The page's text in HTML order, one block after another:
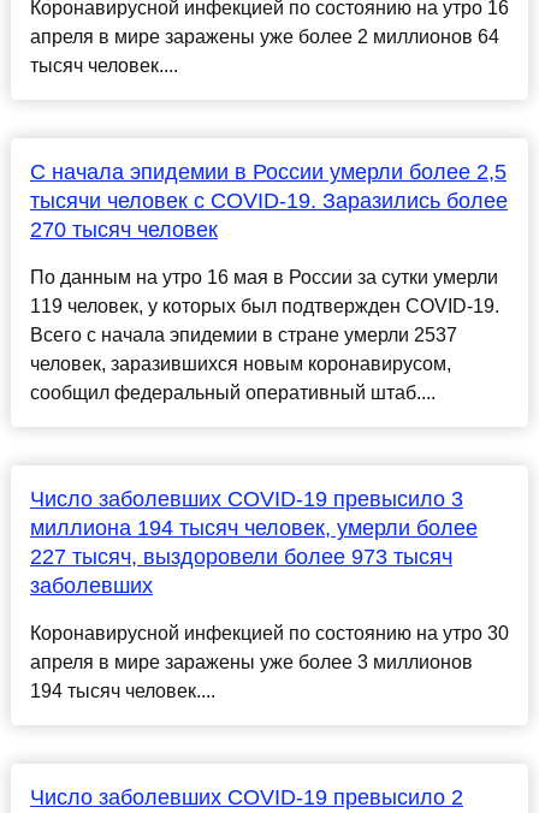
Коронавирусной инфекцией по состоянию на утро 16
апреля в мире заражены уже более 2 миллионов 64
тысяч человек....
С начала эпидемии в России умерли более 2,5
тысячи человек с COVID-19. Заразились более
270 тысяч человек
По данным на утро 16 мая в России за сутки умерли
119 человек, у которых был подтвержден COVID-19.
Всего с начала эпидемии в стране умерли 2537
человек, заразившихся новым коронавирусом,
сообщил федеральный оперативный штаб....
Число заболевших COVID-19 превысило 3
миллиона 194 тысяч человек, умерли более
227 тысяч, выздоровели более 973 тысяч
заболевших
Коронавирусной инфекцией по состоянию на утро 30
апреля в мире заражены уже более 3 миллионов
194 тысяч человек....
Число заболевших COVID-19 превысило 2